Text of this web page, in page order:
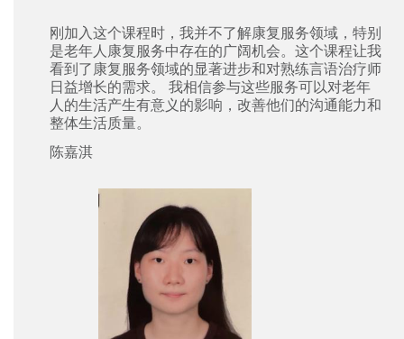
刚加入这个课程时，我并不了解康复服务领域，特别
是老年人康复服务中存在的广阔机会。这个课程让我
看到了康复服务领域的显著进步和对熟练言语治疗师
日益增长的需求。 我相信参与这些服务可以对老年
人的生活产生有意义的影响，改善他们的沟通能力和
整体生活质量。
陈嘉淇